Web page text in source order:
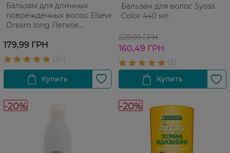
Бальзам для длинных
поврежденных волос Elseve
Dream long Легкое
179,99 ГРН
Бальзам для волос Syoss
Сolor 440 мл
229,99 ГРН
160,49 ГРН
-20% -20%